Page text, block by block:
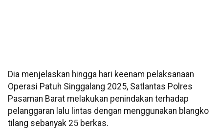
Dia menjelaskan hingga hari keenam pelaksanaan
Operasi Patuh Singgalang 2025, Satlantas Polres
Pasaman Barat melakukan penindakan terhadap
pelanggaran lalu lintas dengan menggunakan blangko
tilang sebanyak 25 berkas.